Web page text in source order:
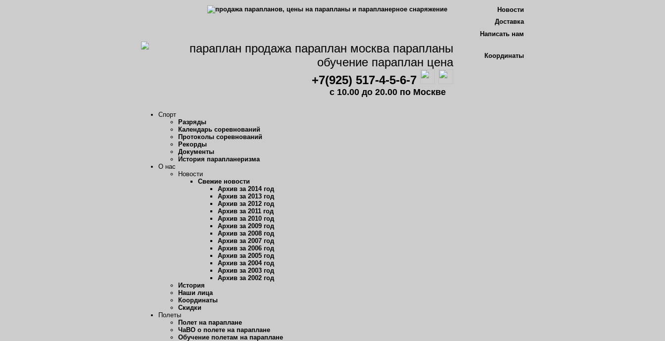
Новости
Доставка
Написать нам
+7(925) 517-4-5-6-7
c 10.00 до 20.00 по Москве
Координаты
Спорт
Разряды
Календарь соревнований
Протоколы соревнований
Рекорды
Документы
История парапланеризма
О нас
Новости
Свежие новости
Архив за 2014 год
Архив за 2013 год
Архив за 2012 год
Архив за 2011 год
Архив за 2010 год
Архив за 2009 год
Архив за 2008 год
Архив за 2007 год
Архив за 2006 год
Архив за 2005 год
Архив за 2004 год
Архив за 2003 год
Архив за 2002 год
История
Наши лица
Координаты
Скидки
Полеты
Полет на параплане
ЧаВО о полете на параплане
Обучение полетам на параплане